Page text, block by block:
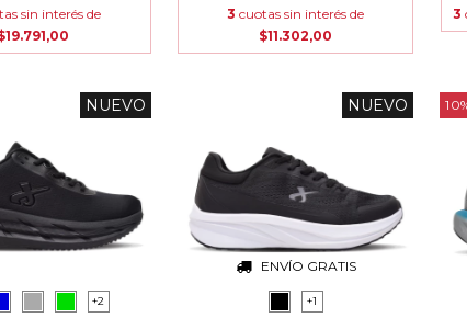
sin interés de
3 cuotas sin interés de
$11.302,00
3
NUEVO
+2
ENVÍO GRATIS
NUEVO
+1
10